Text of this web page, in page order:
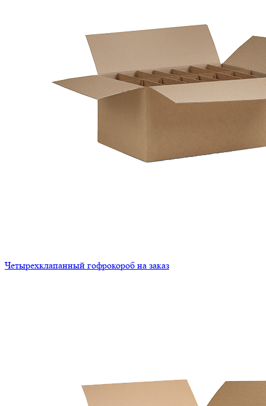
Четырехклапанный гофрокороб на заказ